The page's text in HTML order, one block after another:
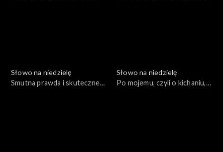
Słowo na niedzielę
Smutna prawda i skuteczne
Słowo na niedzielę
Po mojemu, czyli o kichaniu,